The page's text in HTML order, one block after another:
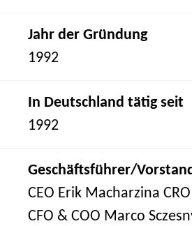
Jahr der Gründung
1992
In Deutschland tätig seit
1992
Geschäftsführer/
CEO Erik Macharzina
CFO & COO Marco